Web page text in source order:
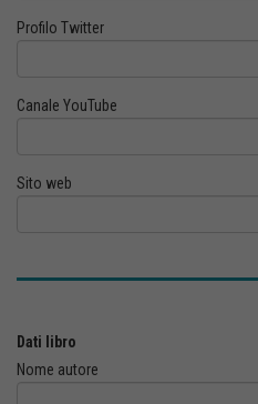
Profilo Twitter
Canale YouTube
Sito web
Dati libro
Nome autore